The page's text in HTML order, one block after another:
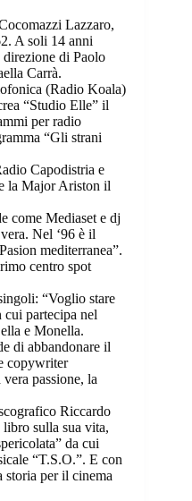
Lazzaro,
A soli 14 anni
di Paolo
Carrà.
(Radio Koala)
“Studio Elle” il
per radio
“Gli strani
Capodistria e
la Major Ariston il
come Mediaset e dj
Nel ‘96 è il
mediterranea”.
centro spot
“Voglio stare
cui partecipa nel
e Monella.
di abbandonare il
copywriter
passione, la
Riccardo
sulla sua vita,
da cui
“T.S.O.”. E con
storia per il cinema